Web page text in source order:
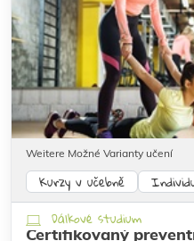
Weitere Možné Varianty učení
Dálkové studium
Kurzy v učebně
Certifikovaný